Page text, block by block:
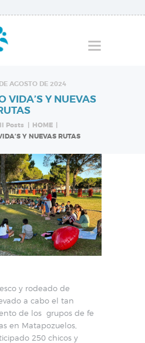
AGOSTO DE 2024
VIDA’S Y NUEVAS
Posts
HOME
Y NUEVAS RUTAS
y rodeado de
a cabo el tan
de los grupos de fe
en Matapozuelos,
250 chicos y